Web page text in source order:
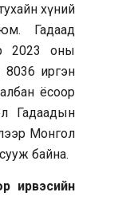
хүний
Гадаад
2023 оны
иргэн
ёсоор
Гадаадын
Монгол
байна.
ирвэсийн